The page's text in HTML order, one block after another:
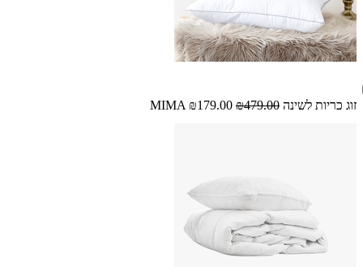
זוג כריות לשינה MIMA ₪179.00 ₪479.00